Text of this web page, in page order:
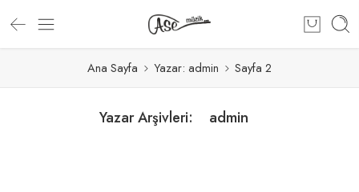
Ana Sayfa Yazar: admin Sayfa 2
Yazar Arşivleri: admin